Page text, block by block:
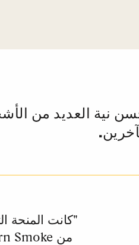
نية العديد من
"كانت المنحة